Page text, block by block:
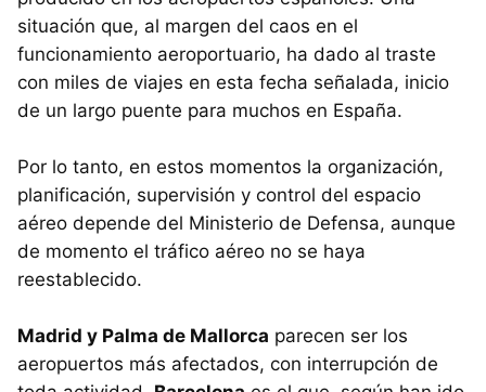
situación que, al margen del caos en el
funcionamiento aeroportuario, ha dado al traste
con miles de viajes en esta fecha señalada, inicio
de un largo puente para muchos en España.
Por lo tanto, en estos momentos la organización,
planificación, supervisión y control del espacio
aéreo depende del Ministerio de Defensa, aunque
de momento el tráfico aéreo no se haya
reestablecido.
Madrid y Palma de Mallorca parecen ser los
aeropuertos más afectados, con interrupción de